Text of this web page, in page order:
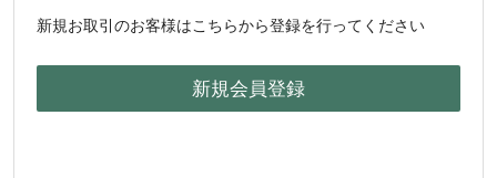
新規お取引のお客様はこちらから登録を行ってください